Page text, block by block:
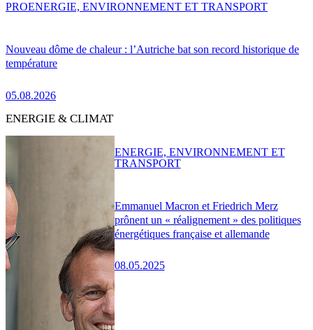
Nouveau dôme de chaleur : l’Autriche bat son record historique de
température
05.08.2026
PROENERGIE, ENVIRONNEMENT ET TRANSPORT
ENERGIE & CLIMAT
Emmanuel Macron et Friedrich Merz
prônent un « réalignement » des politiques
énergétiques française et allemande
08.05.2025
ENERGIE, ENVIRONNEMENT ET
TRANSPORT